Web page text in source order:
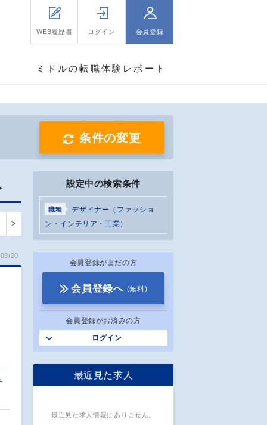
WEB履歴書 ログイン 会員登録
ミドルの転職体験レポート
条件の変更
>
20
設定中の検索条件
職種
デザイナー（ファッショ
ン・インテリア・工業）
会員登録がまだの方
会員登録へ (無料)
会員登録がお済みの方
ログイン
最近見た求人
最近見た求人情報はありません。